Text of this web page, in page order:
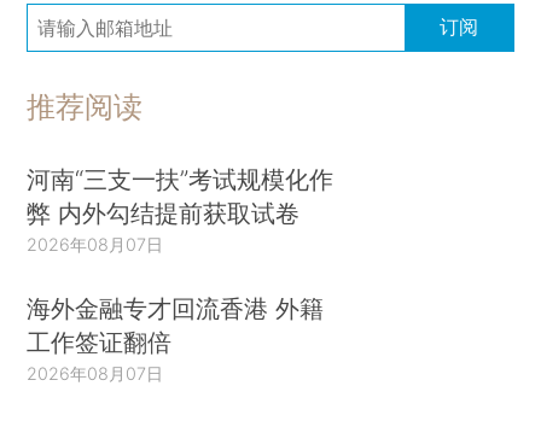
订阅
推荐阅读
河南“三支一扶”考试规模化作
弊 内外勾结提前获取试卷
2026年08月07日
海外金融专才回流香港 外籍
工作签证翻倍
2026年08月07日